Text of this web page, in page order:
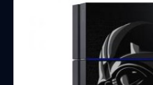
เปิดตัว PS4 ลาย
พลังจะอยู่กับเครื่อง Playstation